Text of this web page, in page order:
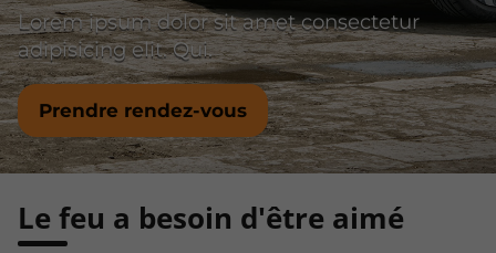
Lorem ipsum dolor sit amet consectetur
adipisicing elit. Qui.
Prendre rendez-vous
Le feu a besoin d'être aimé